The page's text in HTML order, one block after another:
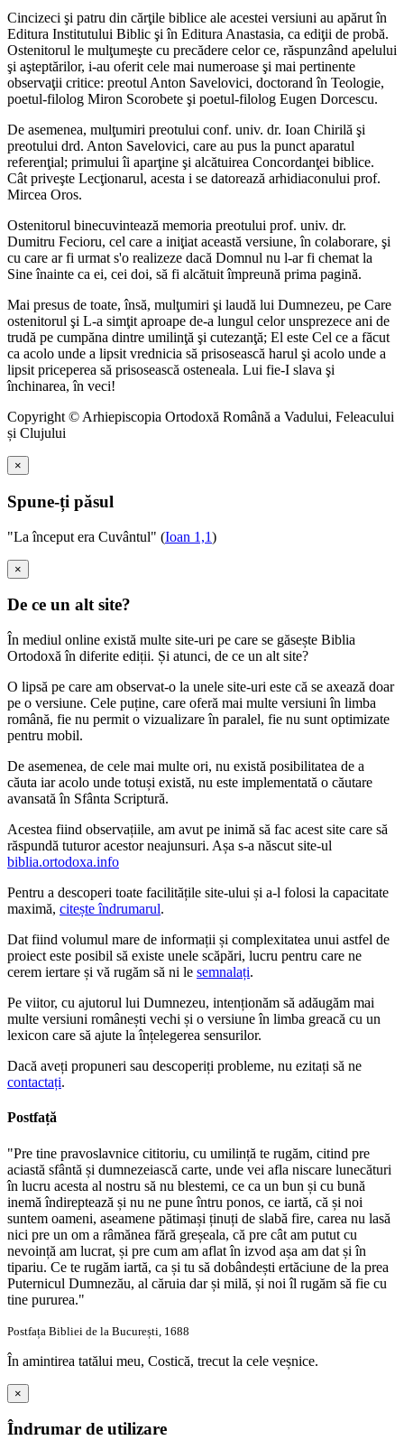
Cincizeci şi patru din cărţile biblice ale acestei versiuni au apărut în
Editura Institutului Biblic şi în Editura Anastasia, ca ediţii de probă.
Ostenitorul le mulţumeşte cu precădere celor ce, răspunzând apelului
şi aşteptărilor, i-au oferit cele mai numeroase şi mai pertinente
observaţii critice: preotul Anton Savelovici, doctorand în Teologie,
poetul-filolog Miron Scorobete şi poetul-filolog Eugen Dorcescu.
De asemenea, mulţumiri preotului conf. univ. dr. Ioan Chirilă şi
preotului drd. Anton Savelovici, care au pus la punct aparatul
referenţial; primului îi aparţine şi alcătuirea Concordanţei biblice.
Cât priveşte Lecţionarul, acesta i se datorează arhidiaconului prof.
Mircea Oros.
Ostenitorul binecuvintează memoria preotului prof. univ. dr.
Dumitru Fecioru, cel care a iniţiat această versiune, în colaborare, şi
cu care ar fi urmat s'o realizeze dacă Domnul nu l-ar fi chemat la
Sine înainte ca ei, cei doi, să fi alcătuit împreună prima pagină.
Mai presus de toate, însă, mulţumiri şi laudă lui Dumnezeu, pe Care
ostenitorul şi L-a simţit aproape de-a lungul celor unsprezece ani de
trudă pe cumpăna dintre umilinţă şi cutezanţă; El este Cel ce a făcut
ca acolo unde a lipsit vrednicia să prisosească harul şi acolo unde a
lipsit priceperea să prisosească osteneala. Lui fie-I slava şi
închinarea, în veci!
Copyright © Arhiepiscopia Ortodoxă Română a Vadului, Feleacului
și Clujului
×
Spune-ți păsul
"La început era Cuvântul" (Ioan 1,1)
×
De ce un alt site?
În mediul online există multe site-uri pe care se găsește Biblia
Ortodoxă în diferite ediții. Și atunci, de ce un alt site?
O lipsă pe care am observat-o la unele site-uri este că se axează doar
pe o versiune. Cele puține, care oferă mai multe versiuni în limba
română, fie nu permit o vizualizare în paralel, fie nu sunt optimizate
pentru mobil.
De asemenea, de cele mai multe ori, nu există posibilitatea de a
căuta iar acolo unde totuși există, nu este implementată o căutare
avansată în Sfânta Scriptură.
Acestea fiind observațiile, am avut pe inimă să fac acest site care să
răspundă tuturor acestor neajunsuri. Așa s-a născut site-ul
biblia.ortodoxa.info
Pentru a descoperi toate facilitățile site-ului și a-l folosi la capacitate
maximă, citește îndrumarul.
Dat fiind volumul mare de informații și complexitatea unui astfel de
proiect este posibil să existe unele scăpări, lucru pentru care ne
cerem iertare și vă rugăm să ni le semnalați.
Pe viitor, cu ajutorul lui Dumnezeu, intenționăm să adăugăm mai
multe versiuni românești vechi și o versiune în limba greacă cu un
lexicon care să ajute la înțelegerea sensurilor.
Dacă aveți propuneri sau descoperiți probleme, nu ezitați să ne
contactați.
Postfață
"Pre tine pravoslavnice cititoriu, cu umilință te rugăm, citind pre
aciastă sfântă și dumnezeiască carte, unde vei afla niscare lunecături
în lucru acesta al nostru să nu blestemi, ce ca un bun și cu bună
inemă îndireptează și nu ne pune întru ponos, ce iartă, că și noi
suntem oameni, aseamene pătimași ținuți de slabă fire, carea nu lasă
nici pre un om a râmănea fără greșeala, că pre cât am putut cu
nevoință am lucrat, și pre cum am aflat în izvod așa am dat și în
tipariu. Ce te rugăm iartă, ca și tu să dobândești ertăciune de la prea
Puternicul Dumnezău, al căruia dar și milă, și noi îl rugăm să fie cu
tine pururea."
Postfața Bibliei de la București, 1688
În amintirea tatălui meu, Costică, trecut la cele veșnice.
×
Îndrumar de utilizare